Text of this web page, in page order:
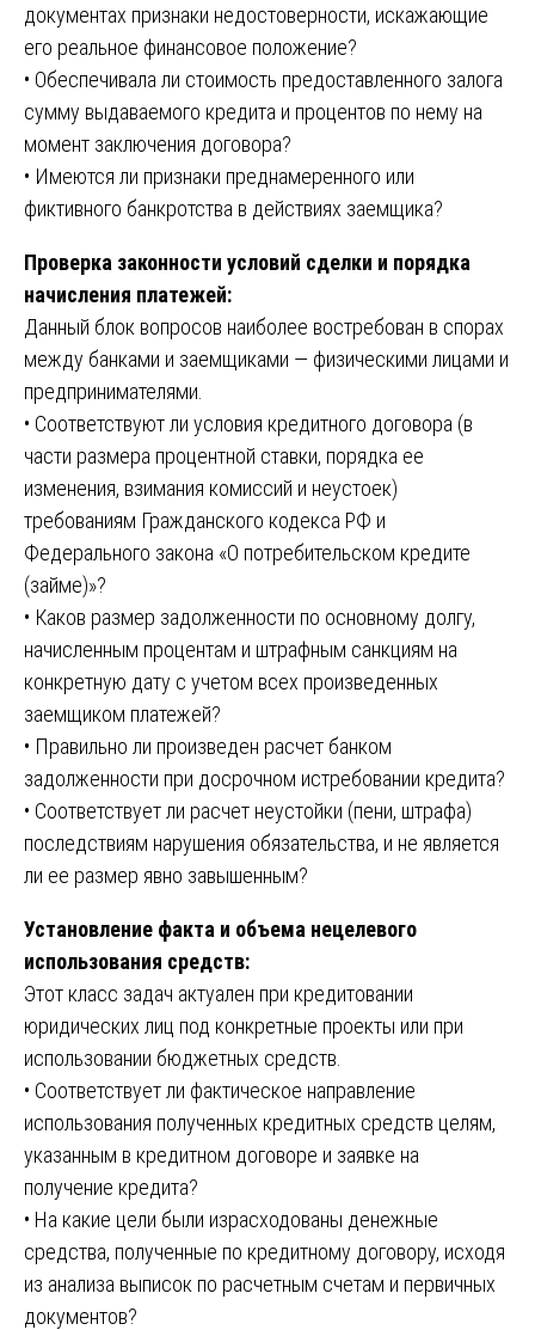
документах признаки недостоверности, искажающие
его реальное финансовое положение?
• Обеспечивала ли стоимость предоставленного залога
сумму выдаваемого кредита и процентов по нему на
момент заключения договора?
• Имеются ли признаки преднамеренного или
фиктивного банкротства в действиях заемщика?
Проверка законности условий сделки и порядка
начисления платежей:
Данный блок вопросов наиболее востребован в спорах
между банками и заемщиками — физическими лицами и
предпринимателями.
• Соответствуют ли условия кредитного договора (в
части размера процентной ставки, порядка ее
изменения, взимания комиссий и неустоек)
требованиям Гражданского кодекса РФ и
Федерального закона «О потребительском кредите
(займе)»?
• Каков размер задолженности по основному долгу,
начисленным процентам и штрафным санкциям на
конкретную дату с учетом всех произведенных
заемщиком платежей?
• Правильно ли произведен расчет банком
задолженности при досрочном истребовании кредита?
• Соответствует ли расчет неустойки (пени, штрафа)
последствиям нарушения обязательства, и не является
ли ее размер явно завышенным?
Установление факта и объема нецелевого
использования средств:
Этот класс задач актуален при кредитовании
юридических лиц под конкретные проекты или при
использовании бюджетных средств.
• Соответствует ли фактическое направление
использования полученных кредитных средств целям,
указанным в кредитном договоре и заявке на
получение кредита?
• На какие цели были израсходованы денежные
средства, полученные по кредитному договору, исходя
из анализа выписок по расчетным счетам и первичных
документов?